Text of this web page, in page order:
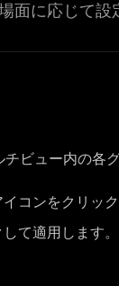
面に応じて設
ビュー内の各
コンをクリック
て適用します。